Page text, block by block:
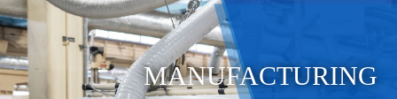
MANUFACTURING